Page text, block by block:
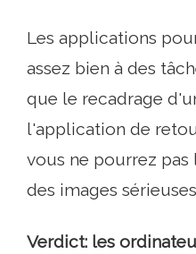
Les applications
assez bien à des
que le recadrage
l'application de
vous ne pourrez
des images
Verdict: les